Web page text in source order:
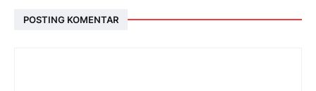
POSTING KOMENTAR